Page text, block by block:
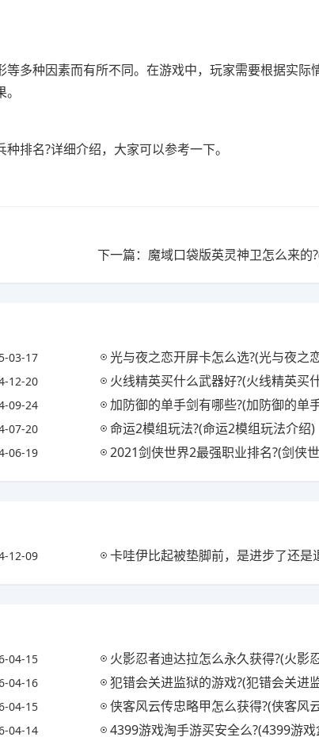
多种因素而有所不同。在游戏中，玩家需要根据实际
排名?详细介绍，大家可以参考一下。
03-17 光与夜之恋开屏卡怎么选?(光与夜之恋老是卡关
12-20 火线精英买什么武器好?(火线精英买什么武
09-24 加防御的单手剑有哪些?(加防御的单手剑有哪
07-20 命运2模组玩法?(命运2模组玩法介绍)
06-19 2021剑侠世界2最强职业排名?(剑侠世界2职业
12-09 卡哇伊比起被垫脚前，是进步了还是退步了?(
04-15 火影忍者迪达拉怎么永久获得?(火影忍者迪达拉
04-16 犯错会关进监狱的游戏?(犯错会关进监狱的
04-15 侠客风云传忠略甲怎么获得?(侠客风云传忠略甲
04-14 4399游戏淘手游买安全么?(4399游戏盒淘